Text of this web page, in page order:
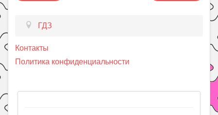
ГДЗ
Контакты
Политика конфиденциальности